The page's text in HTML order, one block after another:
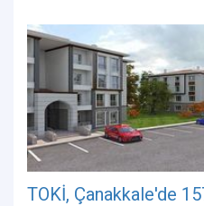
TOKİ, Çanakkale'de